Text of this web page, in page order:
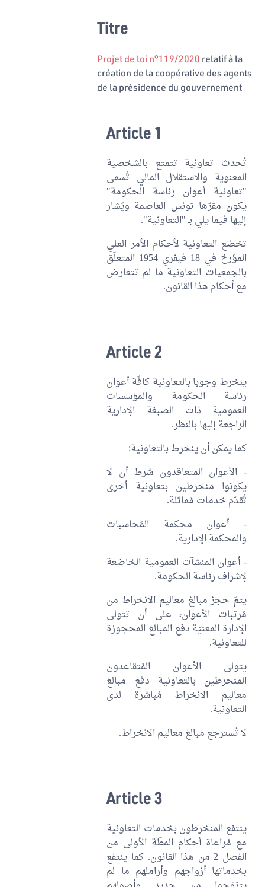
Titre
Projet de loi n°119/2020 relatif à la
création de la coopérative des agents
de la présidence du gouvernement
Article 1
تُحدث تعاونية تتمتع بالشخصية
المعنوية والاستقلال المالي تُسمى
"تعاونية أعوان رئاسة الحكومة"
يكون مقرّها تونس العاصمة ويُشار
إليها فيما يلي بـ "التعاونية".
تخضع التعاونية لأحكام الأمر العلي
المؤرخ في 18 فيفري 1954 المتعلّق
بالجمعيات التعاونية ما لم تتعارض
مع أحكام هذا القانون.
Article 2
ينخرط وجوبا بالتعاونية كافّة أعوان
رئاسة الحكومة والمؤسسات
العمومية ذات الصبغة الإدارية
الراجعة إليها بالنظر.
كما يمكن أن ينخرط بالتعاونية:
- الأعوان المتعاقدون شرط أن لا
يكونوا منخرطين بتعاونية أخرى
تُقدّم خدمات مُماثلة.
- أعوان محكمة المُحاسبات
والمحكمة الإدارية.
- أعوان المنشآت العمومية الخاضعة
لإشراف رئاسة الحكومة.
يتمّ حجز مبالغ معاليم الانخراط من
مُرتبات الأعوان، على أن تتولى
الإدارة المعنيّة دفع المبالغ المحجوزة
للتعاونية.
يتولى الأعوان المُتقاعدون
المنحرطين بالتعاونية دفع مبالغ
معاليم الانخراط مُباشرة لدى
التعاونية.
لا تُسترجع مبالغ معاليم الانخراط.
Article 3
ينتفع المنخرطون بخدمات التعاونية
مع مُراعاة أحكام المطّة الأولى من
الفصل 2 من هذا القانون. كما ينتفع
بخدماتها أزواجهم وأراملهم ما لم